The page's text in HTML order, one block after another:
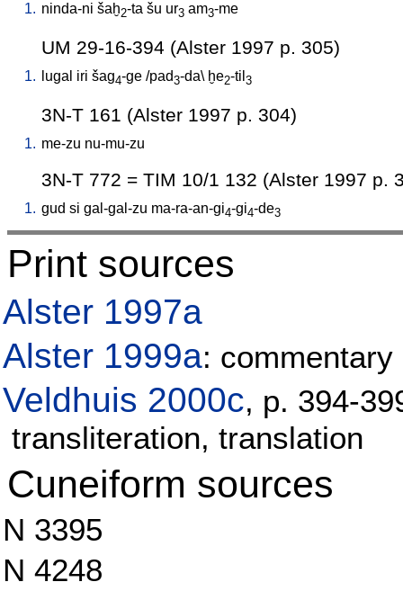
1. ninda-ni šaḫ2-ta šu ur3 am3-me
UM 29-16-394 (Alster 1997 p. 305)
1. lugal iri šag4-ge /pad3-da\ ḫe2-til 3
3N-T 161 (Alster 1997 p. 304)
1. me-zu nu-mu-zu
3N-T 772 = TIM 10/1 132 (Alster 1997 p.
1. gud si gal-gal-zu ma-ra-an-gi4-gi4-de3
Print sources
Alster 1997a
Alster 1999a:
Veldhuis 2000c, p. 394-
transliteration, translation
Cuneiform sources
N 3395
N 4248